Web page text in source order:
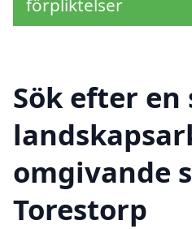
förpliktelser
Sök efter
omgivande
Torestorp